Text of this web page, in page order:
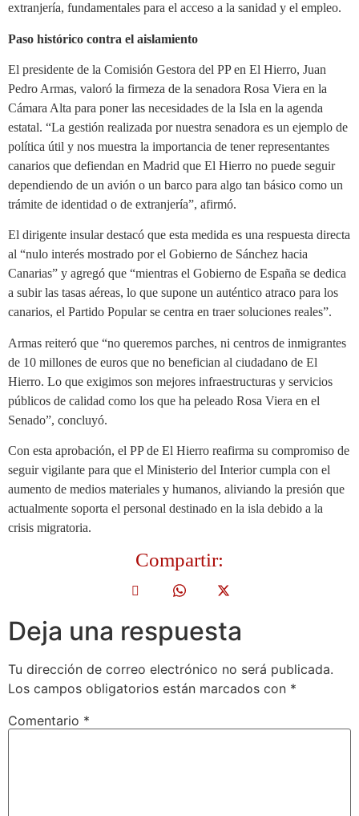
extranjería, fundamentales para el acceso a la sanidad y el empleo.
Paso histórico contra el aislamiento
El presidente de la Comisión Gestora del PP en El Hierro, Juan
Pedro Armas, valoró la firmeza de la senadora Rosa Viera en la
Cámara Alta para poner las necesidades de la Isla en la agenda
estatal. “La gestión realizada por nuestra senadora es un ejemplo de
política útil y nos muestra la importancia de tener representantes
canarios que defiendan en Madrid que El Hierro no puede seguir
dependiendo de un avión o un barco para algo tan básico como un
trámite de identidad o de extranjería”, afirmó.
El dirigente insular destacó que esta medida es una respuesta directa
al “nulo interés mostrado por el Gobierno de Sánchez hacia
Canarias” y agregó que “mientras el Gobierno de España se dedica
a subir las tasas aéreas, lo que supone un auténtico atraco para los
canarios, el Partido Popular se centra en traer soluciones reales”.
Armas reiteró que “no queremos parches, ni centros de inmigrantes
de 10 millones de euros que no benefician al ciudadano de El
Hierro. Lo que exigimos son mejores infraestructuras y servicios
públicos de calidad como los que ha peleado Rosa Viera en el
Senado”, concluyó.
Con esta aprobación, el PP de El Hierro reafirma su compromiso de
seguir vigilante para que el Ministerio del Interior cumpla con el
aumento de medios materiales y humanos, aliviando la presión que
actualmente soporta el personal destinado en la isla debido a la
crisis migratoria.
Compartir:
Deja una respuesta
Tu dirección de correo electrónico no será publicada.
Los campos obligatorios están marcados con *
Comentario *